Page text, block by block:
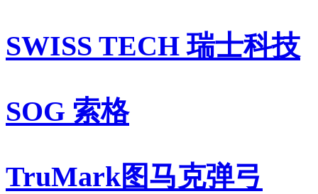
SWISS TECH 瑞士科技
SOG 索格
TruMark图马克弹弓